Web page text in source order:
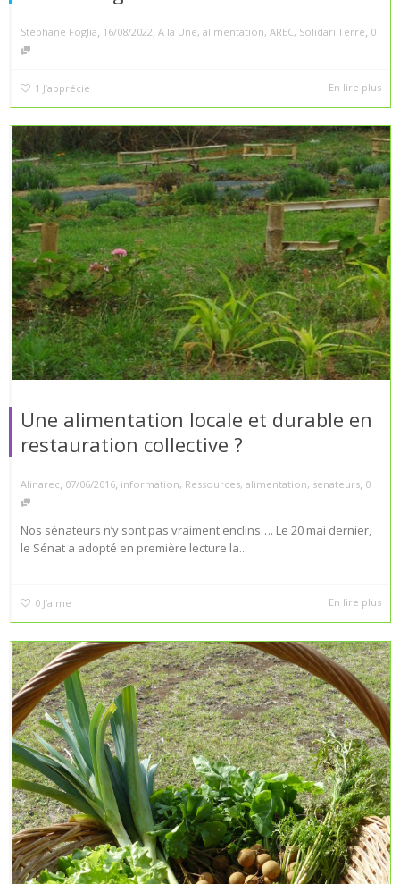
Stéphane Foglia 16/08/2022 A la Une, alimentation, AREC, Solidari'Terre 0
1 J’apprécie En lire plus
Une alimentation locale et durable en
restauration collective ?
Alinarec, 07/06/2016, information, Ressources, alimentation, senateurs, 0
Nos sénateurs n’y sont pas vraiment enclins…. Le 20 mai dernier,
le Sénat a adopté en première lecture la...
0 J’aime En lire plus